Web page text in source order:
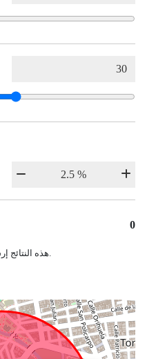
0
هذه النتائج إرشادية ، محسوبة بالأرقام التي أدخلتها.